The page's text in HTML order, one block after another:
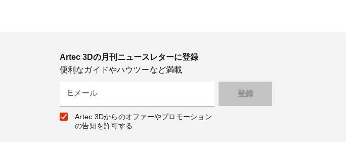
Artec 3Dの月刊ニュースレターに登録
便利なガイドやハウツーなど満載
Eメール
Artec 3Dからのオファーやプロモーション
の告知を許可する